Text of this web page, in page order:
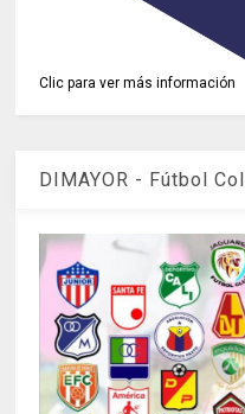
Clic para ver más información
DIMAYOR - Fútbol